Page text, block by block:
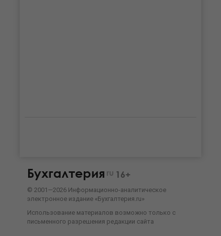
Бухгалтерия ru 16+
© 2001—2026 Информационно-аналитическое
электронное издание «Бухгалтерия.ru»
Использование материалов возможно только с
письменного разрешения редакции сайта